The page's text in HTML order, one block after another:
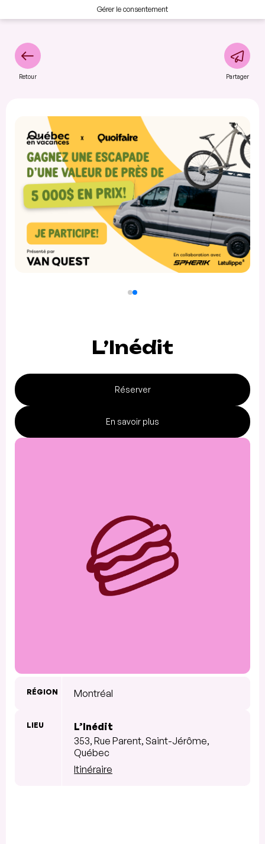
Gérer le consentement
Retour Partager
L’Inédit
Réserver
En savoir plus
RÉGION Montréal
LIEU
L’Inédit
353, Rue Parent, Saint-Jérôme,
Québec
Itinéraire